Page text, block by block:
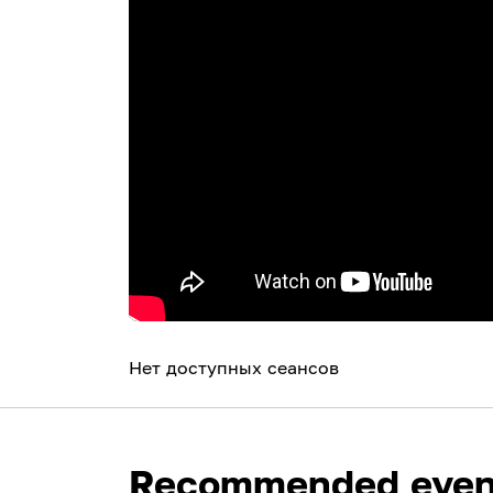
Нет доступных сеансов
Recommended